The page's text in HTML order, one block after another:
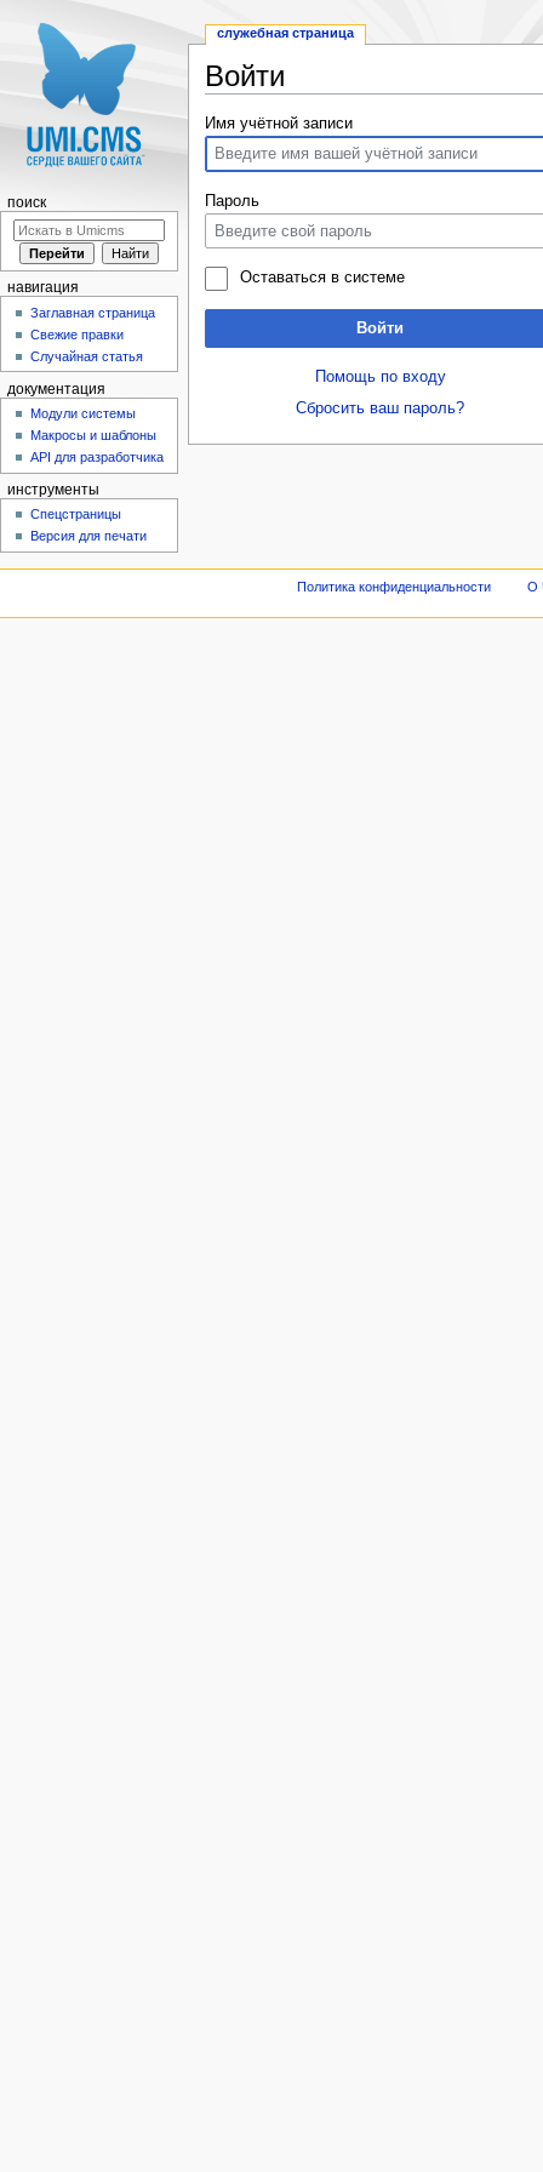
Войти
Имя учётной записи
Пароль
Оставаться в системе
Войти
Помощь по входу
Сбросить ваш пароль?
служебная страница
поиск
навигация
Заглавная страница
Свежие правки
Случайная статья
документация
Модули системы
Макросы и шаблоны
API для разработчика
инструменты
Спецстраницы
Версия для печати
Политика конфиденциальности О